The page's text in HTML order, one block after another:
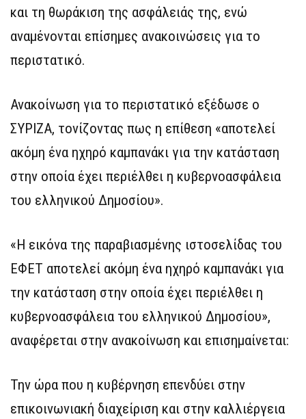
και τη θωράκιση της ασφάλειάς της, ενώ
αναμένονται επίσημες ανακοινώσεις για το
περιστατικό.
Ανακοίνωση για το περιστατικό εξέδωσε ο
ΣΥΡΙΖΑ, τονίζοντας πως η επίθεση «αποτελεί
ακόμη ένα ηχηρό καμπανάκι για την κατάσταση
στην οποία έχει περιέλθει η κυβερνοασφάλεια
του ελληνικού Δημοσίου».
«Η εικόνα της παραβιασμένης ιστοσελίδας του
ΕΦΕΤ αποτελεί ακόμη ένα ηχηρό καμπανάκι για
την κατάσταση στην οποία έχει περιέλθει η
κυβερνοασφάλεια του ελληνικού Δημοσίου»,
αναφέρεται στην ανακοίνωση και επισημαίνεται:
Την ώρα που η κυβέρνηση επενδύει στην
επικοινωνιακή διαχείριση και στην καλλιέργεια